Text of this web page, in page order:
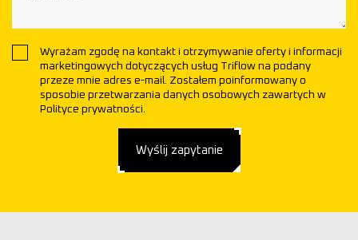
Wyrażam zgodę na kontakt i otrzymywanie oferty i informacji
marketingowych dotyczących usług Triflow na podany
przeze mnie adres e-mail. Zostałem poinformowany o
sposobie przetwarzania danych osobowych zawartych w
Polityce prywatności.
Wyślij zapytanie